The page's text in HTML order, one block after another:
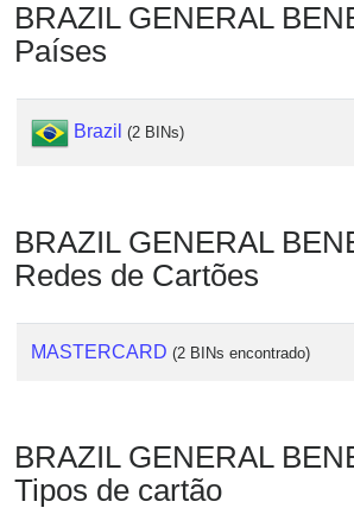
My
IP
?
IP
BIN
Checker
/
Validator
BRAZIL GENERAL
Países
Brazil (2 BINs)
BRAZIL GENERAL
Redes de Cartões
MASTERCARD (2 BINs encontrado)
BRAZIL GENERAL
Tipos de cartão